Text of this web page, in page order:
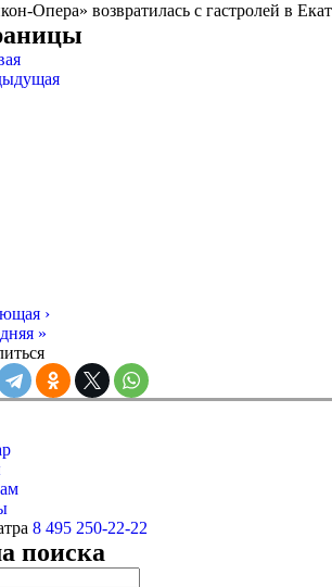
Опера» возвратилась с гастролей в
›
»
8 495 250-22-22
поиска